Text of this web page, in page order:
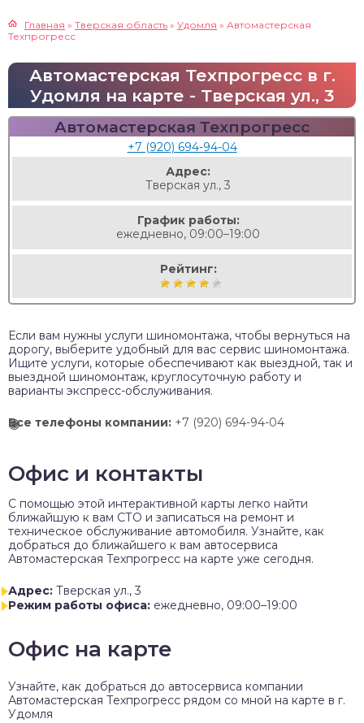
Главная » Тверская область » Удомля » Автомастерская
Техпрогресс
Автомастерская Техпрогресс в г.
Удомля на карте - Тверская ул., 3
Автомастерская Техпрогресс
+7 (920) 694-94-04
Адрес:
Тверская ул., 3
График работы:
ежедневно, 09:00–19:00
Рейтинг:
Если вам нужны услуги шиномонтажа, чтобы вернуться на
дорогу, выберите удобный для вас сервис шиномонтажа.
Ищите услуги, которые обеспечивают как выездной, так и
выездной шиномонтаж, круглосуточную работу и
варианты экспресс-обслуживания.
Все телефоны компании: +7 (920) 694-94-04
Офис и контакты
C помощью этой интерактивной карты легко найти
ближайшую к вам СТО и записаться на ремонт и
техническое обслуживание автомобиля. Узнайте, как
добраться до ближайшего к вам автосервиса
Автомастерская Техпрогресс на карте уже сегодня.
Адрес: Тверская ул., 3
Режим работы офиса: ежедневно, 09:00–19:00
Офис на карте
Узнайте, как добраться до автосервиса компании
Автомастерская Техпрогресс рядом со мной на карте в г.
Удомля